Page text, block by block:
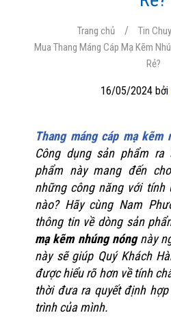
Trang chủ / Tin
Mua Thang Máng Cáp Mạ Kẽm
Rẻ?
16/05/2024 bởi
Thang máng cáp mạ kẽm
Công dụng sản phẩm ra
phẩm này mang đến
những công năng với tính
nào? Hãy cùng Nam
thông tin về dòng sản
mạ kẽm nhúng nóngnày
này sẽ giúp Quý Khách
được hiểu rõ hơn về tính
thời đưa ra quyết định
trình của mình.